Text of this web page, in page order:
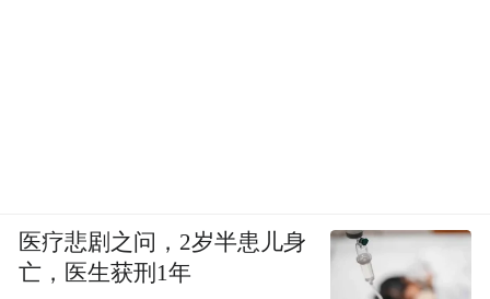
医疗悲剧之问，2岁半患儿身
亡，医生获刑1年